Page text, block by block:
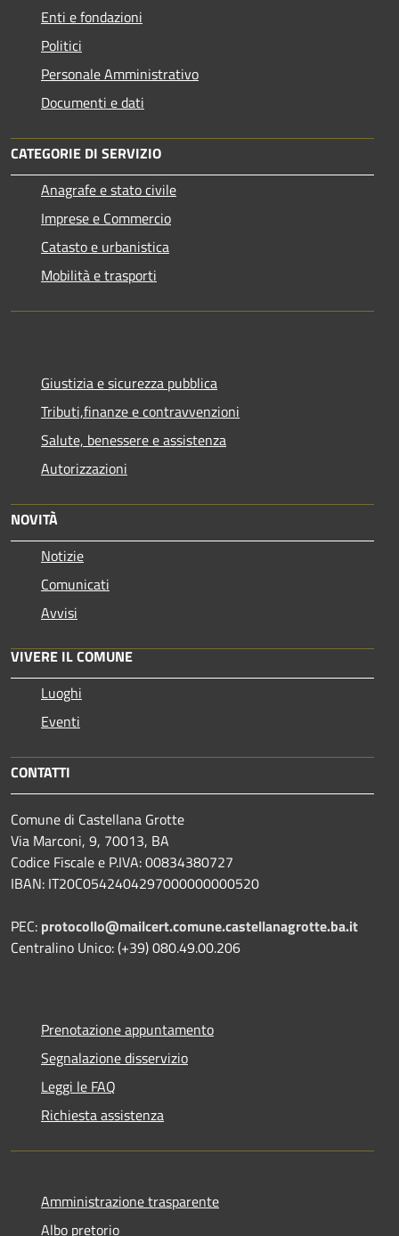
Enti e fondazioni
Politici
Personale Amministrativo
Documenti e dati
CATEGORIE DI SERVIZIO
Anagrafe e stato civile
Imprese e Commercio
Catasto e urbanistica
Mobilità e trasporti
Giustizia e sicurezza pubblica
Tributi,finanze e contravvenzioni
Salute, benessere e assistenza
Autorizzazioni
NOVITÀ
Notizie
Comunicati
Avvisi
VIVERE IL COMUNE
Luoghi
Eventi
CONTATTI
Comune di Castellana Grotte
Via Marconi, 9, 70013, BA
Codice Fiscale e P.IVA: 00834380727
IBAN: IT20C0542404297000000000520
PEC: protocollo@mailcert.comune.castellanagrotte.ba.it
Centralino Unico: (+39) 080.49.00.206
Prenotazione appuntamento
Segnalazione disservizio
Leggi le FAQ
Richiesta assistenza
Amministrazione trasparente
Albo pretorio